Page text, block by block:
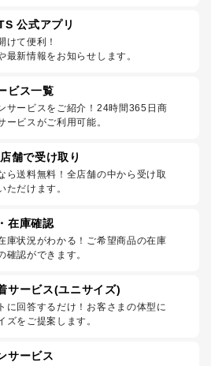
公式アプリ
けて便利！
最新情報をお知らせします。
ビス一覧
サービスをご紹介！24時間365日商
ービスがご利用可能。
舗で受け取り
ら送料無料！全店舗の中から受け取
ただけます。
在庫確認
庫状況がわかる！ご希望商品の在庫
確認ができます。
サービス(ユニサイズ)
に回答するだけ！お客さまの体型に
ズをご提案します。
サービス